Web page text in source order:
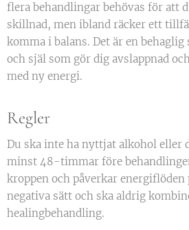
flera behandlingar behövas för att
skillnad, men ibland räcker ett
komma i balans. Det är en
och själ som gör dig avslappnad
med ny energi.
Regler
Du ska inte ha nyttjat alkohol eller
minst 48-timmar före
kroppen och påverkar
negativa sätt och ska aldrig
healingbehandling.